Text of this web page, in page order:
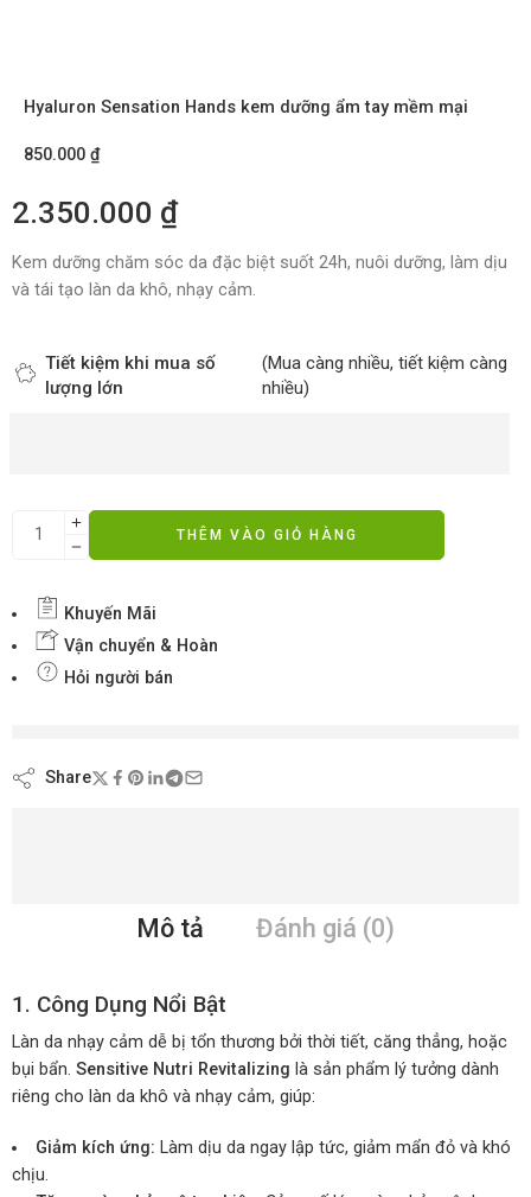
Hyaluron Sensation Hands kem dưỡng ẩm tay mềm mại
850.000 ₫
2.350.000 ₫
Kem dưỡng chăm sóc da đặc biệt suốt 24h, nuôi dưỡng, làm dịu
và tái tạo làn da khô, nhạy cảm.
Tiết kiệm khi mua số
lượng lớn
(Mua càng nhiều, tiết kiệm càng
nhiều)
THÊM VÀO GIỎ HÀNG
Khuyến Mãi
Vận chuyển & Hoàn
Hỏi người bán
Share
Mô tả Đánh giá (0)
1. Công Dụng Nổi Bật
Làn da nhạy cảm dễ bị tổn thương bởi thời tiết, căng thẳng, hoặc
bụi bẩn. Sensitive Nutri Revitalizing là sản phẩm lý tưởng dành
riêng cho làn da khô và nhạy cảm, giúp:
Giảm kích ứng: Làm dịu da ngay lập tức, giảm mẩn đỏ và khó
chịu.